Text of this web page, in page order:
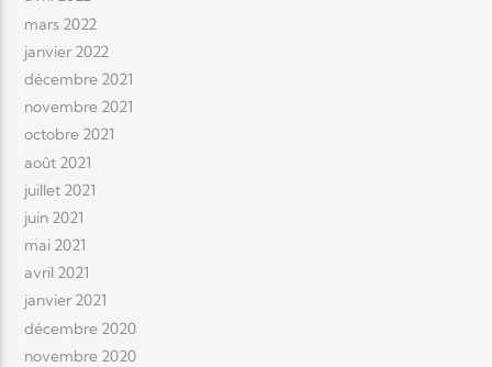
mars 2022
janvier 2022
décembre 2021
novembre 2021
octobre 2021
août 2021
juillet 2021
juin 2021
mai 2021
avril 2021
janvier 2021
décembre 2020
novembre 2020